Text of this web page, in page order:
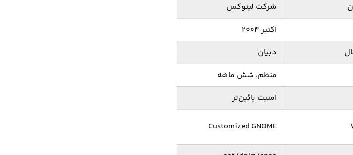
شرکت لینوکس
اکتبر ۲۰۰۴
دبیان
منظم، شش ماهه
امنیت پائین‌تر
Customized GNOME